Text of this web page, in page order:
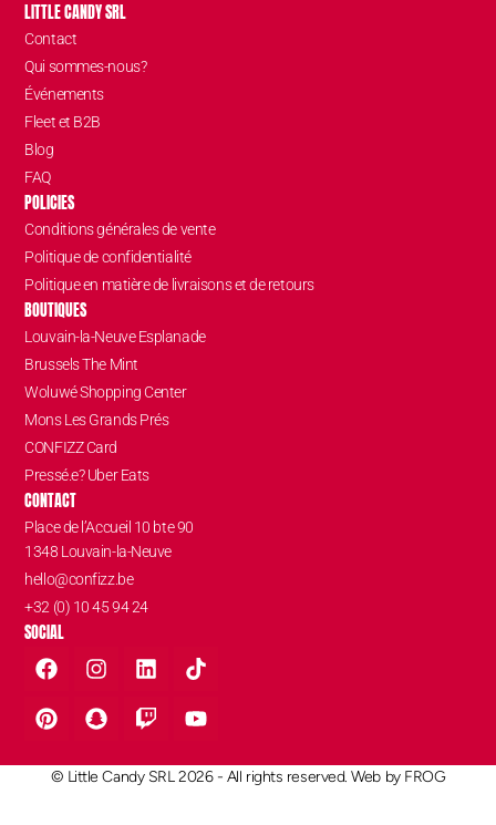
LITTLE CANDY SRL
Contact
Qui sommes-nous?
Événements
Fleet et B2B
Blog
FAQ
POLICIES
Conditions générales de vente
Politique de confidentialité
Politique en matière de livraisons et de retours
BOUTIQUES
Louvain-la-Neuve Esplanade
Brussels The Mint
Woluwé Shopping Center
Mons Les Grands Prés
CONFIZZ Card
Pressé.e? Uber Eats
CONTACT
Place de l’Accueil 10 bte 90
1348 Louvain-la-Neuve
hello@confizz.be
+32 (0) 10 45 94 24
SOCIAL
© Little Candy SRL 2026 - All rights reserved. Web by FROG